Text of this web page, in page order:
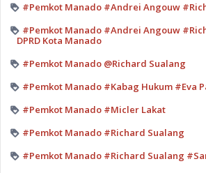
#Pemkot Manado #Andrei Angouw
#Pemkot Manado #Andrei Angouw
DPRD Kota Manado
#Pemkot Manado @Richard Sualang
#Pemkot Manado #Kabag Hukum #Eva
#Pemkot Manado #Micler Lakat
#Pemkot Manado #Richard Sualang
#Pemkot Manado #Richard Sualang